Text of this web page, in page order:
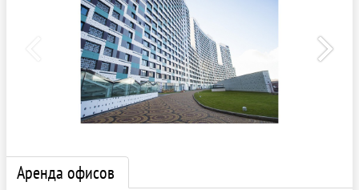
Аренда офисов